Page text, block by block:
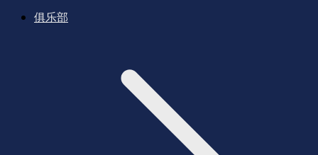
俱乐部